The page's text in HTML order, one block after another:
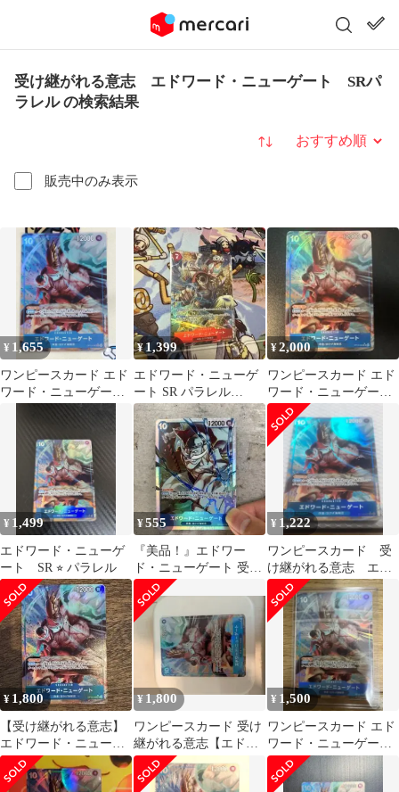
受け継がれる意志 エドワード・ニューゲート SRパ
ラレル の検索結果
販売中のみ表示
並び替え
¥ 1,655
ワンピースカード エド
ワード・ニューゲート
SRパラレル OP13-042
¥1,399
エドワード・ニューゲ
ート SR パラレル
ST15-002
¥2,000
ワンピースカード エド
ワード・ニューゲート
OP13-042 (パラレル)
¥ 1,499
エドワード・ニューゲ
ート SR ⭐︎ パラレル
¥555
『美品！』エドワー
ド・ニューゲート 受け
継がれる意思 SR
¥ 1,222
ワンピースカード 受
け継がれる意志 エド
ワードニューゲートSR
パラレル
¥ 1,800
【受け継がれる意志】
エドワード・ニューゲ
ート SR パラレル
¥1,800
ワンピースカード 受け
継がれる意志【エドワ
ード・ニューゲート★
SR パラレル】
¥ 1,500
ワンピースカード エド
ワード・ニューゲート
(OP13-042)